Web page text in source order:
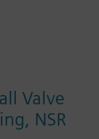
Valve
NSR